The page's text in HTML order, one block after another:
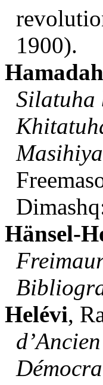
1900).
Hamadah
Silatuha
Hänsel-
Helévi,